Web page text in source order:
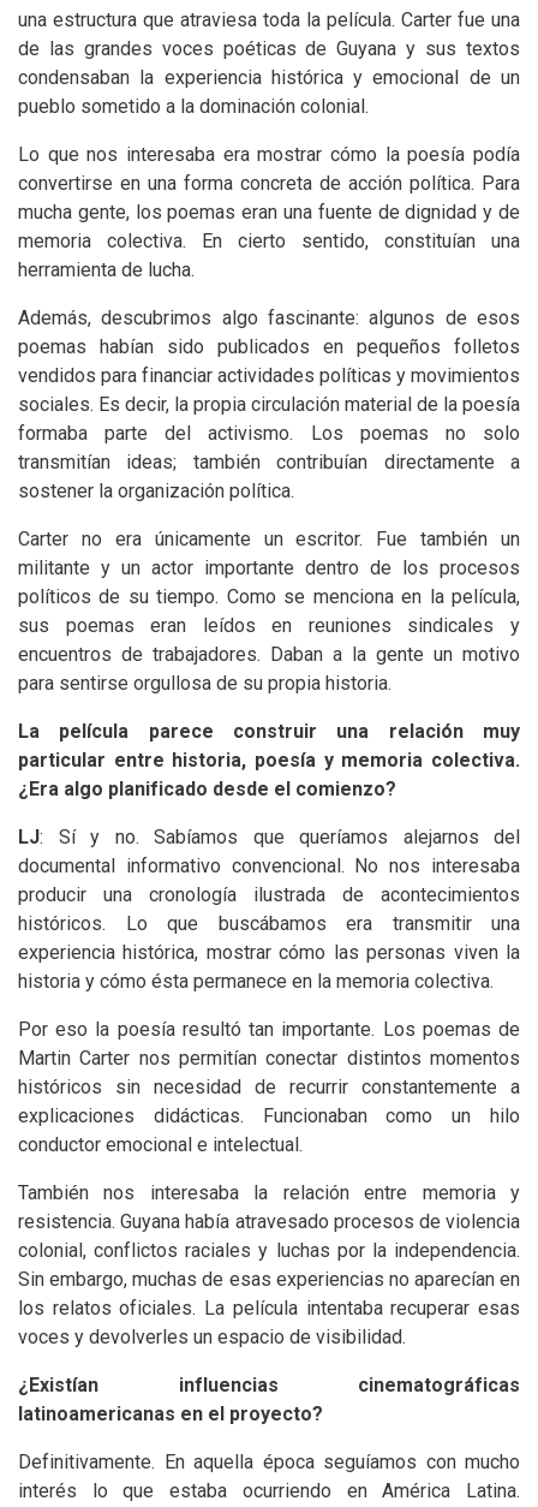
una estructura que atraviesa toda la película. Carter fue una
de las grandes voces poéticas de Guyana y sus textos
condensaban la experiencia histórica y emocional de un
pueblo sometido a la dominación colonial.
Lo que nos interesaba era mostrar cómo la poesía podía
convertirse en una forma concreta de acción política. Para
mucha gente, los poemas eran una fuente de dignidad y de
memoria colectiva. En cierto sentido, constituían una
herramienta de lucha.
Además, descubrimos algo fascinante: algunos de esos
poemas habían sido publicados en pequeños folletos
vendidos para financiar actividades políticas y movimientos
sociales. Es decir, la propia circulación material de la poesía
formaba parte del activismo. Los poemas no solo
transmitían ideas; también contribuían directamente a
sostener la organización política.
Carter no era únicamente un escritor. Fue también un
militante y un actor importante dentro de los procesos
políticos de su tiempo. Como se menciona en la película,
sus poemas eran leídos en reuniones sindicales y
encuentros de trabajadores. Daban a la gente un motivo
para sentirse orgullosa de su propia historia.
La película parece construir una relación muy
particular entre historia, poesía y memoria colectiva.
¿Era algo planificado desde el comienzo?
LJ: Sí y no. Sabíamos que queríamos alejarnos del
documental informativo convencional. No nos interesaba
producir una cronología ilustrada de acontecimientos
históricos. Lo que buscábamos era transmitir una
experiencia histórica, mostrar cómo las personas viven la
historia y cómo ésta permanece en la memoria colectiva.
Por eso la poesía resultó tan importante. Los poemas de
Martin Carter nos permitían conectar distintos momentos
históricos sin necesidad de recurrir constantemente a
explicaciones didácticas. Funcionaban como un hilo
conductor emocional e intelectual.
También nos interesaba la relación entre memoria y
resistencia. Guyana había atravesado procesos de violencia
colonial, conflictos raciales y luchas por la independencia.
Sin embargo, muchas de esas experiencias no aparecían en
los relatos oficiales. La película intentaba recuperar esas
voces y devolverles un espacio de visibilidad.
¿Existían influencias cinematográficas
latinoamericanas en el proyecto?
Definitivamente. En aquella época seguíamos con mucho
interés lo que estaba ocurriendo en América Latina.